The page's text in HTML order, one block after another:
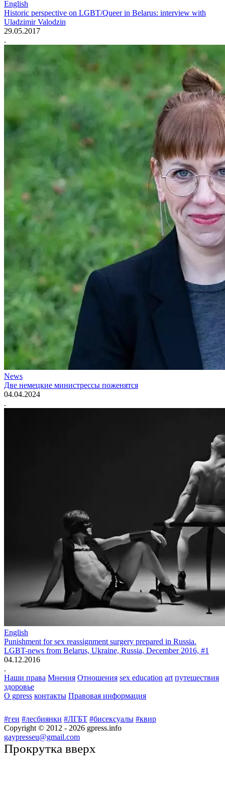
English
Historic perspective on LGBT/Queer in Belarus: interview with
Uladzimir Valodzin
29.05.2017
.
News
Две немецкие министрессы поженятся
04.04.2024
.
English
Punishment for sex reassignment surgery prepared in Russia.
LGBT-news from Belarus, Ukraine, Russia, December 2016, #1
04.12.2016
.
Наши права Мнения Отношения sex education art путешествия
здоровье
О gpress контакты Правовая информация
#геи #лесбиянки #ЛГБТ #бисексуалы #квир
Copyright © 2012 - 2026 gpress.info
gaypresseu@gmail.com
Прокрутка вверх